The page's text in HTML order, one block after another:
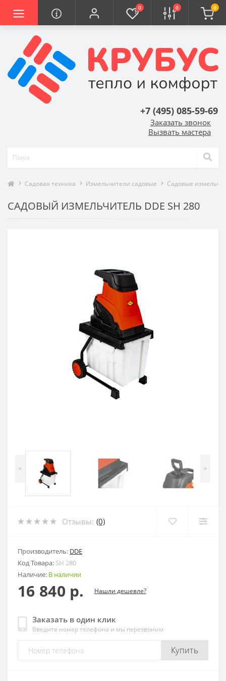
0 0 0
+7 (495) 085-59-69
Заказать звонок
Вызвать мастера
Садовая техника Измельчители садовые Садовые
САДОВЫЙ ИЗМЕЛЬЧИТЕЛЬ DDE SH 280
< >
Отзывы: (0)
Производитель: DDE
Код Товара: SH 280
Наличие: В наличии
16 840 р. Нашли дешевле?
Заказать в один клик
Введите номер телефона и мы перезвоним
Купить